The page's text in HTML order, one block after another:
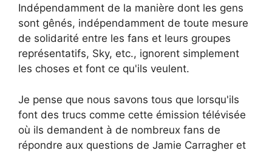
Indépendamment de la manière dont les gens
sont gênés, indépendamment de toute mesure
de solidarité entre les fans et leurs groupes
représentatifs, Sky, etc., ignorent simplement
les choses et font ce qu'ils veulent.
Je pense que nous savons tous que lorsqu'ils
font des trucs comme cette émission télévisée
où ils demandent à de nombreux fans de
répondre aux questions de Jamie Carragher et